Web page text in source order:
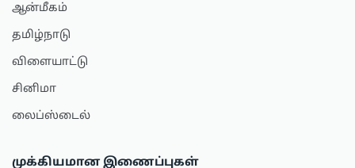
ஆன்மீகம்
தமிழ்நாடு
விளையாட்டு
சினிமா
லைப்ஸ்டைல்
முக்கியமான இணைப்புகள்